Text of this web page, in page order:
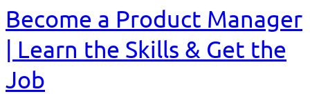
Become a Product Manager
| Learn the Skills & Get the
Job